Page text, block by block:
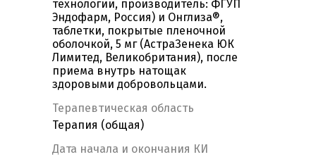
технологии, производитель: ФГУП
Эндофарм, Россия) и Онглиза®,
таблетки, покрытые пленочной
оболочкой, 5 мг (АстраЗенека ЮК
Лимитед, Великобритания), после
приема внутрь натощак
здоровыми добровольцами.
Терапевтическая область
Терапия (общая)
Дата начала и окончания КИ